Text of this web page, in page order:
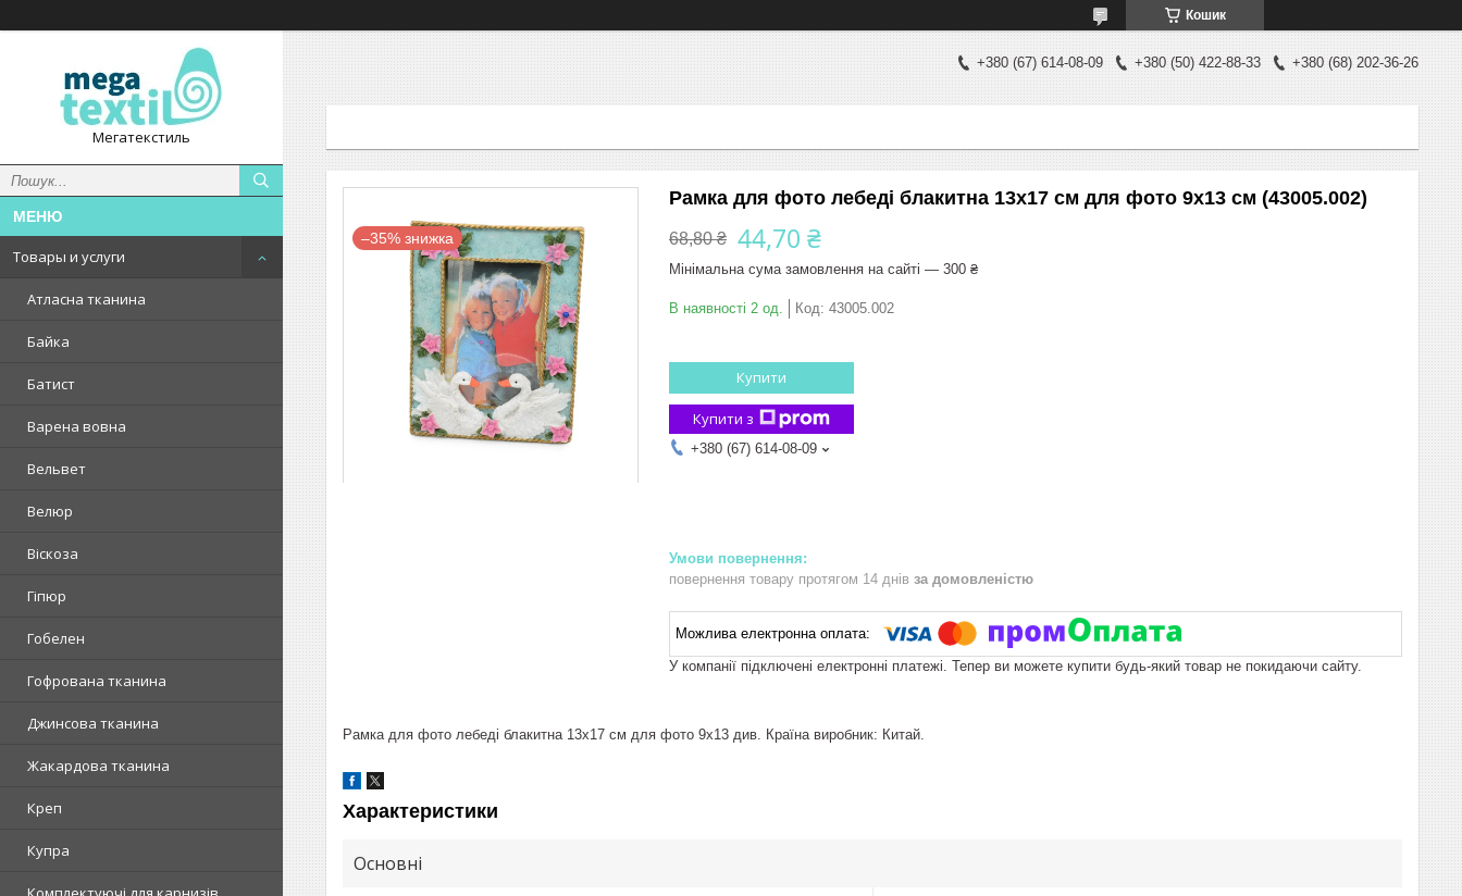
Кошик
Мегатекстиль
Товары и услуги
Атласна тканина
Байка
Батист
Варена вовна
Вельвет
Велюр
Віскоза
Гіпюр
Гобелен
Гофрована тканина
Джинсова тканина
Жакардова тканина
Креп
Купра
+380 (67) 614-08-09 +380 (50) 422-88-33 +380 (68) 202-36-26
–35%
Рамка для фото лебеді блакитна 13х17 см для фото 9х13 см (43005.002)
68,80 ₴ 44,70 ₴
Мінімальна сума замовлення на сайті — 300 ₴
В наявності 2 од. Код: 43005.002
Купити
Купити з
+380 (67) 614-08-09
повернення товару протягом 14 днів за домовленістю
У компанії підключені електронні платежі. Тепер ви можете купити будь-який товар не покидаючи сайту.
Рамка для фото лебеді блакитна 13х17 см для фото 9х13 див. Країна виробник: Китай.
Характеристики
Основні